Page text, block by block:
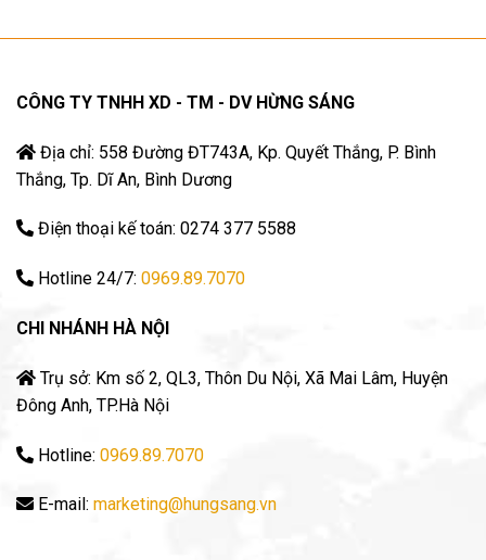
CÔNG TY TNHH XD - TM - DV HỪNG SÁNG
Địa chỉ: 558 Đường ĐT743A, Kp. Quyết Thắng, P. Bình
Thắng, Tp. Dĩ An, Bình Dương
Điện thoại kế toán: 0274 377 5588
Hotline 24/7: 0969.89.7070
CHI NHÁNH HÀ NỘI
Trụ sở: Km số 2, QL3, Thôn Du Nội, Xã Mai Lâm, Huyện
Đông Anh, TP.Hà Nội
Hotline: 0969.89.7070
E-mail: marketing@hungsang.vn